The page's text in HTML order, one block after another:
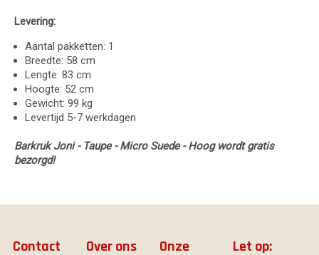
Levering:
Aantal pakketten: 1
Breedte: 58 cm
Lengte: 83 cm
Hoogte: 52 cm
Gewicht: 99 kg
Levertijd 5-7 werkdagen
Barkruk Joni - Taupe - Micro Suede - Hoog wordt gratis
bezorgd!
Contact Over ons Onze Let op: